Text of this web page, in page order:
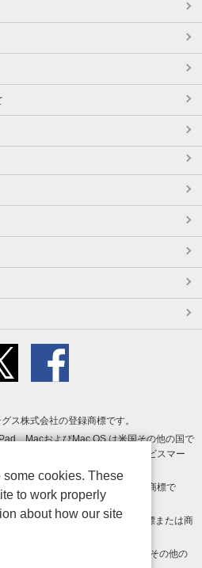
ス株式会社の登録商標です。
、MacおよびMac OS は米国その他の国で
。App Store は Apple Inc. のサービスマー
Play ロゴ は Google LLC の商標で
およびその他の国における登録商標または商
PDF は、Adobe Inc.の米国およびその他の
cookies. These
to work properly
about how our site